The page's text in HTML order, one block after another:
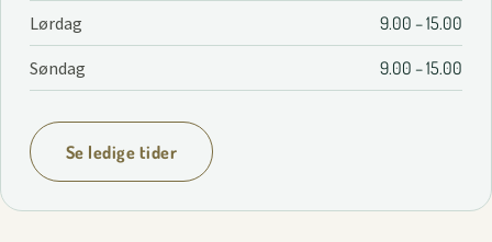
Lørdag 9.00 – 15.00
Søndag 9.00 – 15.00
Se ledige tider